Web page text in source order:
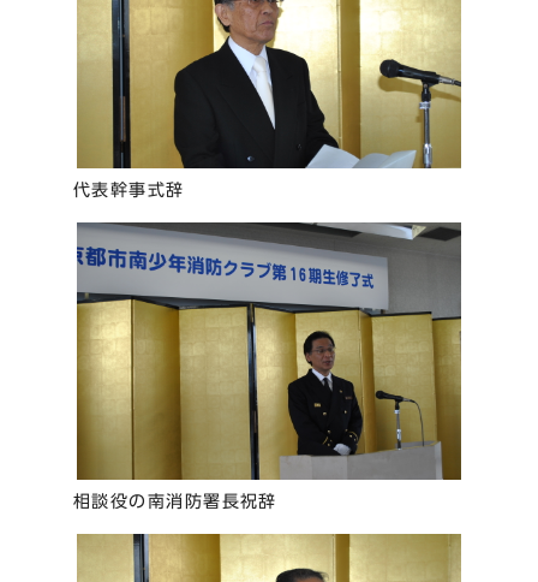
代表幹事式辞
相談役の南消防署長祝辞